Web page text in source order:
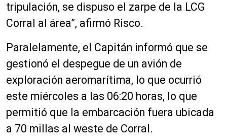
tripulación, se dispuso el zarpe de la LCG
Corral al área”, afirmó Risco.
Paralelamente, el Capitán informó que se
gestionó el despegue de un avión de
exploración aeromarítima, lo que ocurrió
este miércoles a las 06:20 horas, lo que
permitió que la embarcación fuera ubicada
a 70 millas al weste de Corral.